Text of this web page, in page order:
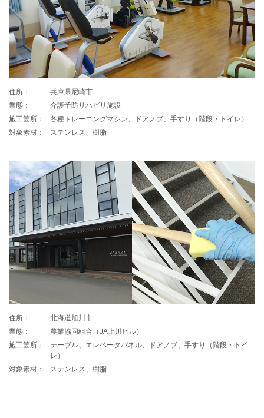
住所：
兵庫県尼崎市
業態：
介護予防リハビリ施設
施工箇所：
各種トレーニングマシン、ドアノブ、手すり（階段・トイレ）
対象素材：
ステンレス、樹脂
住所：
北海道旭川市
業態：
農業協同組合（JA上川ビル）
施工箇所：
テーブル、エレベータパネル、ドアノブ、手すり（階段・トイ
レ）
対象素材：
ステンレス、樹脂